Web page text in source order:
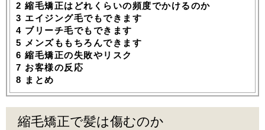
2 縮毛矯正はどれくらいの頻度でかけるのか
3 エイジング毛でもできます
4 ブリーチ毛でもできます
5 メンズももちろんできます
6 縮毛矯正の失敗やリスク
7 お客様の反応
8 まとめ
縮毛矯正で髪は傷むのか